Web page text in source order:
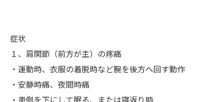
症状
１、肩関節（前方が主）の疼痛
・運動時、衣服の着脱時など腕を後方へ回す動作
・安静時痛、夜間時痛
・患側を下にして眠る、または寝返り時